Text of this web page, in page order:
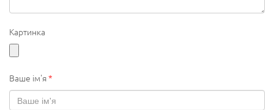
Картинка
Ваше ім'я*